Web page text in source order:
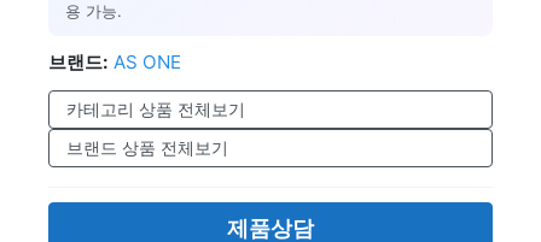
용 가능.
브랜드: AS ONE
카테고리 상품 전체보기
브랜드 상품 전체보기
제품상담